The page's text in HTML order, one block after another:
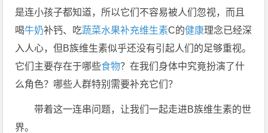
是连小孩子都知道，所以它们不容易被人们忽视，而且
喝牛奶补钙、吃蔬菜水果补充维生素C的健康理念已经深
入人心，但B族维生素似乎还没有引起人们的足够重视。
它们主要存在于哪些食物？在我们身体中究竟扮演了什
么角色？哪些人群特别需要补充它们？
带着这一连串问题，让我们一起走进B族维生素的世
界。